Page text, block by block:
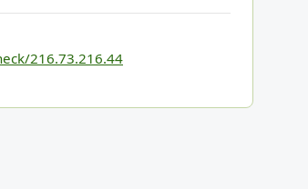
216.73.216.44